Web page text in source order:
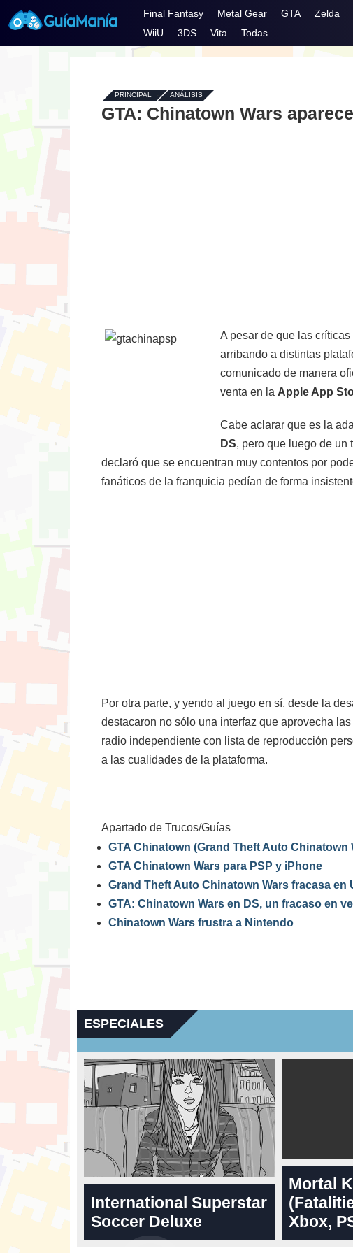
Final Fantasy Metal Gear GTA Zelda
WiiU
3DS Vita Todas
PRINCIPAL - ANÁLISIS
GTA: Chinatown Wars
A pesar de que las
arribando a distintas
comunicado de manera
venta en la Apple App
Cabe aclarar que es la
DS, pero que luego de un
declaró que se encuentran muy contentos por
fanáticos de la franquicia pedían de forma
Por otra parte, y yendo al juego en sí, desde la
destacaron no sólo una interfaz que aprovecha las
radio independiente con lista de reproducción
a las cualidades de la plataforma.
Apartado de Trucos/Guías
GTA Chinatown (Grand Theft Auto Chinatown
GTA Chinatown Wars para PSP y iPhone
Grand Theft Auto Chinatown Wars fracasa en
GTA: Chinatown Wars en DS, un fracaso en
Chinatown Wars frustra a Nintendo
ESPECIALES
International Superstar
Soccer Deluxe
Mortal
Xbox,